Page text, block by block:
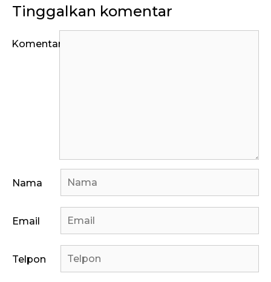
Tinggalkan komentar
Komentar
Nama
Email
Telpon